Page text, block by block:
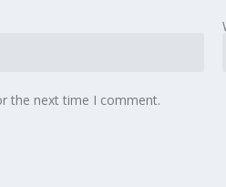
the next time I comment.